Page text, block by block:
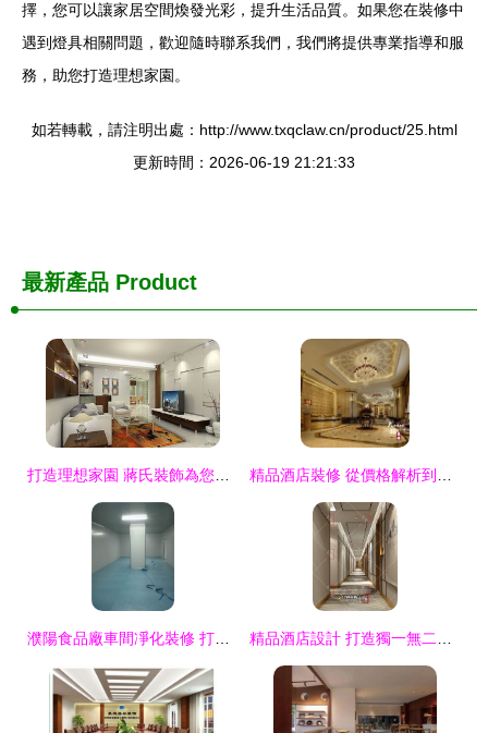
擇，您可以讓家居空間煥發光彩，提升生活品質。如果您在裝修中
遇到燈具相關問題，歡迎隨時聯系我們，我們將提供專業指導和服
務，助您打造理想家園。
如若轉載，請注明出處：http://www.txqclaw.cn/product/25.html
更新時間：2026-06-19 21:21:33
最新產品 Product